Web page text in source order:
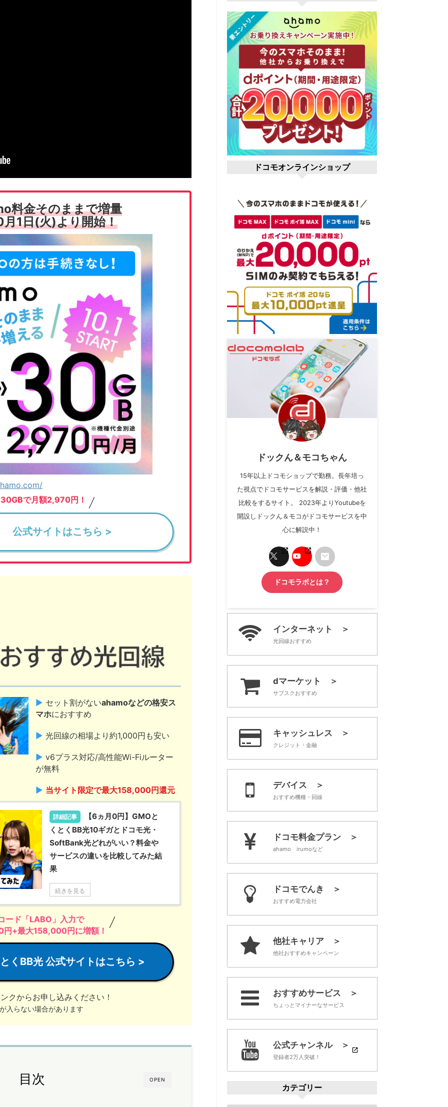
料金そのままで増量
1日(火)より開始！
で月額2,970円！
公式サイトはこちら >
▶ セット割がないahamoなどの格安ス
マホにおすすめ
▶ 光回線の相場より約1,000円も安い
▶ v6プラス対応/高性能Wi-Fiルーター
が無料
▶ 当サイト限定で最大158,000円還元
詳細記事
【6ヵ月0円】GMOと
くとくBB光10ギガとドコモ光・
SoftBank光どれがいい？料金や
サービスの違いを比較してみた結
果
続きを見る
ード「LABO」入力で
円+最大158,000円に増額！
くBB光公式サイトはこちら >
クからお申し込みください！
入らない場合があります
OPEN
目次
ドコモオンラインショップ
ドックん＆モコちゃん
15年以上ドコモショップで勤務。長年培っ
た視点でドコモサービスを解説・評価・他社
比較をするサイト。 2023年よりYoutubeを
開設しドックん＆モコがドコモサービスを中
心に解説中！
ドコモラボとは？
インターネット ＞
光回線おすすめ
dマーケット ＞
サブスクおすすめ
キャッシュレス ＞
クレジット・金融
デバイス ＞
おすすめ機種・回線
ドコモ料金プラン ＞
ahamo irumoなど
ドコモでんき ＞
おすすめ電力会社
他社キャリア ＞
他社おすすめキャンペーン
おすすめサービス ＞
ちょっとマイナーなサービス
公式チャンネル ＞
登録者2万人突破！
カテゴリー